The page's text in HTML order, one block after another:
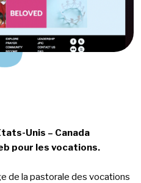
Unis – Canada
pour les vocations.
de la pastorale des vocations